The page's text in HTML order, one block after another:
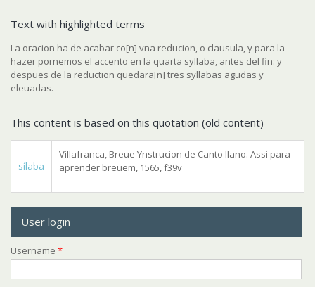
Text with highlighted terms
La oracion ha de acabar co[n] vna reducion, o clausula, y para la
hazer pornemos el accento en la quarta syllaba, antes del fin: y
despues de la reduction quedara[n] tres syllabas agudas y
eleuadas.
This content is based on this quotation (old content)
sílaba
Villafranca, Breue Ynstrucion de Canto llano. Assi para
aprender breuem, 1565, f39v
User login
Username *